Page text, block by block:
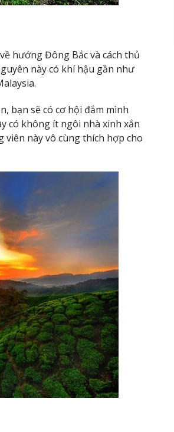
hướng Đông Bắc và cách thủ
này có khí hậu gần như
bạn sẽ có cơ hội đắm mình
có không ít ngôi nhà xinh xắn
viên này vô cùng thích hợp cho